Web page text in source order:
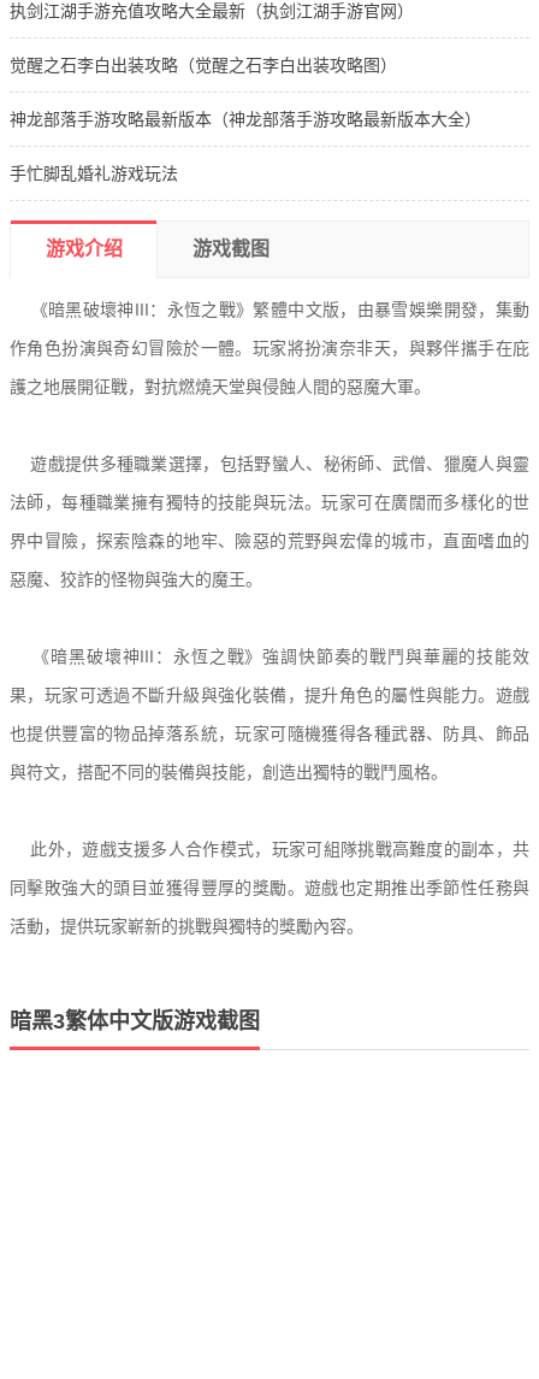
执剑江湖手游充值攻略大全最新（执剑江湖手游官网）
觉醒之石李白出装攻略（觉醒之石李白出装攻略图）
神龙部落手游攻略最新版本（神龙部落手游攻略最新版本大全）
手忙脚乱婚礼游戏玩法
游戏介绍 游戏截图
《暗黑破壞神III：永恆之戰》繁體中文版，由暴雪娛樂開發，集動
作角色扮演與奇幻冒險於一體。玩家將扮演奈非天，與夥伴攜手在庇
護之地展開征戰，對抗燃燒天堂與侵蝕人間的惡魔大軍。
遊戲提供多種職業選擇，包括野蠻人、秘術師、武僧、獵魔人與靈
法師，每種職業擁有獨特的技能與玩法。玩家可在廣闊而多樣化的世
界中冒險，探索陰森的地牢、險惡的荒野與宏偉的城市，直面嗜血的
惡魔、狡詐的怪物與強大的魔王。
《暗黑破壞神III：永恆之戰》強調快節奏的戰鬥與華麗的技能效
果，玩家可透過不斷升級與強化裝備，提升角色的屬性與能力。遊戲
也提供豐富的物品掉落系統，玩家可隨機獲得各種武器、防具、飾品
與符文，搭配不同的裝備與技能，創造出獨特的戰鬥風格。
此外，遊戲支援多人合作模式，玩家可組隊挑戰高難度的副本，共
同擊敗強大的頭目並獲得豐厚的獎勵。遊戲也定期推出季節性任務與
活動，提供玩家嶄新的挑戰與獨特的獎勵內容。
暗黑3繁体中文版游戏截图